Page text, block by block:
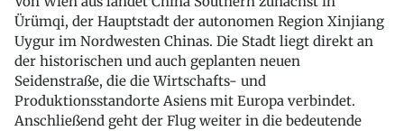
Ürümqi, der Hauptstadt der autonomen Region Xinjiang
Uygur im Nordwesten Chinas. Die Stadt liegt direkt an
der historischen und auch geplanten neuen
Seidenstraße, die die Wirtschafts- und
Produktionsstandorte Asiens mit Europa verbindet.
Anschließend geht der Flug weiter in die bedeutende